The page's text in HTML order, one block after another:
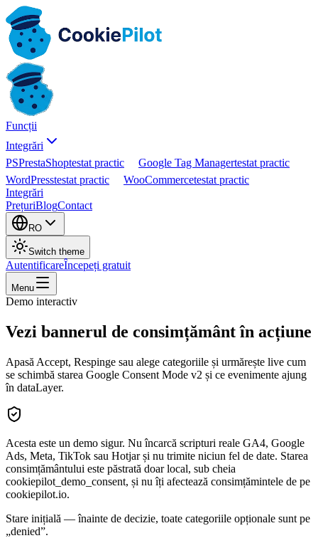
Funcții
Integrări
PSPrestaShoptestat practic Google Tag Managertestat practic
WordPresstestat practic WooCommercetestat practic
Integrări
PrețuriBlogContact
RO
Switch theme
AutentificareÎncepeți gratuit
Menu
Demo interactiv
Vezi bannerul de consimțământ în acțiune
Apasă Accept, Respinge sau alege categoriile și urmărește live cum
se schimbă starea Google Consent Mode v2 și ce evenimente ajung
în dataLayer.
Acesta este un demo sigur. Nu încarcă scripturi reale GA4, Google
Ads, Meta, TikTok sau Hotjar și nu trimite niciun fel de date. Starea
consimțământului este păstrată doar local, sub cheia
cookiepilot_demo_consent, și nu îți afectează consimțămintele de pe
cookiepilot.io.
Stare inițială — înainte de decizie, toate categoriile opționale sunt pe
„denied”.